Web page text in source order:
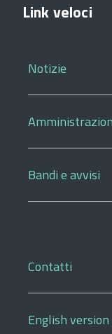
Link veloci
Notizie
Bandi e avvisi
Contatti
English version